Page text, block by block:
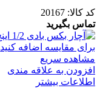
کد کالا: 20167
تماس بگیرید
برای مقایسه اضافه کنید
مشاهده سریع
افزودن به علاقه مندی
اطلاعات بیشتر